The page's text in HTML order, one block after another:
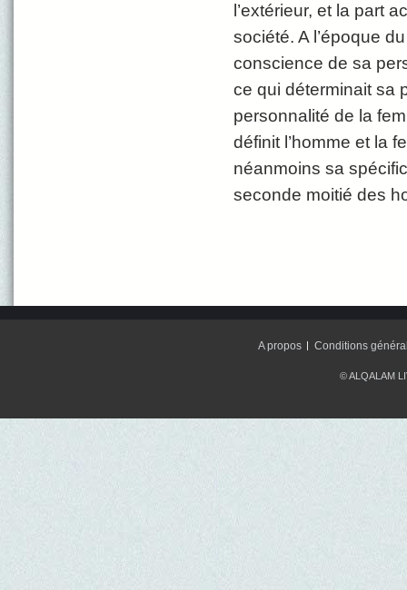
l’extérieur, et la part
société. A l’époque
conscience de sa
ce qui déterminait sa
personnalité de la
définit l’homme et la
néanmoins sa
seconde moitié des
A propos Conditions
© ALQALAM